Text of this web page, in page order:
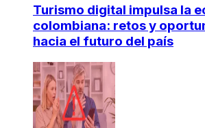
Turismo digital impulsa la
colombiana: retos y
hacia el futuro del país